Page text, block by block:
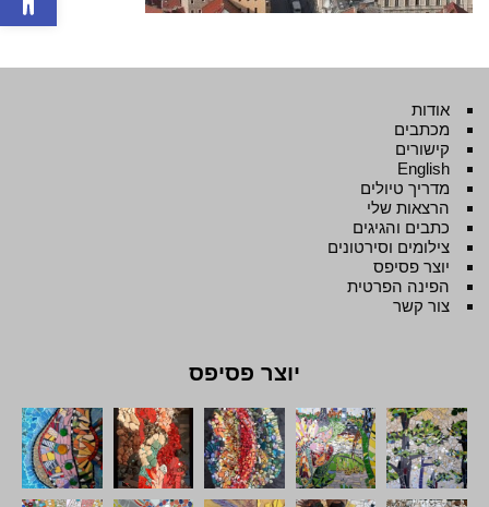
אודות
מכתבים
קישורים
English
מדריך טיולים
הרצאות שלי
כתבים והגיגים
צילומים וסירטונים
יוצר פסיפס
הפינה הפרטית
צור קשר
יוצר פסיפס